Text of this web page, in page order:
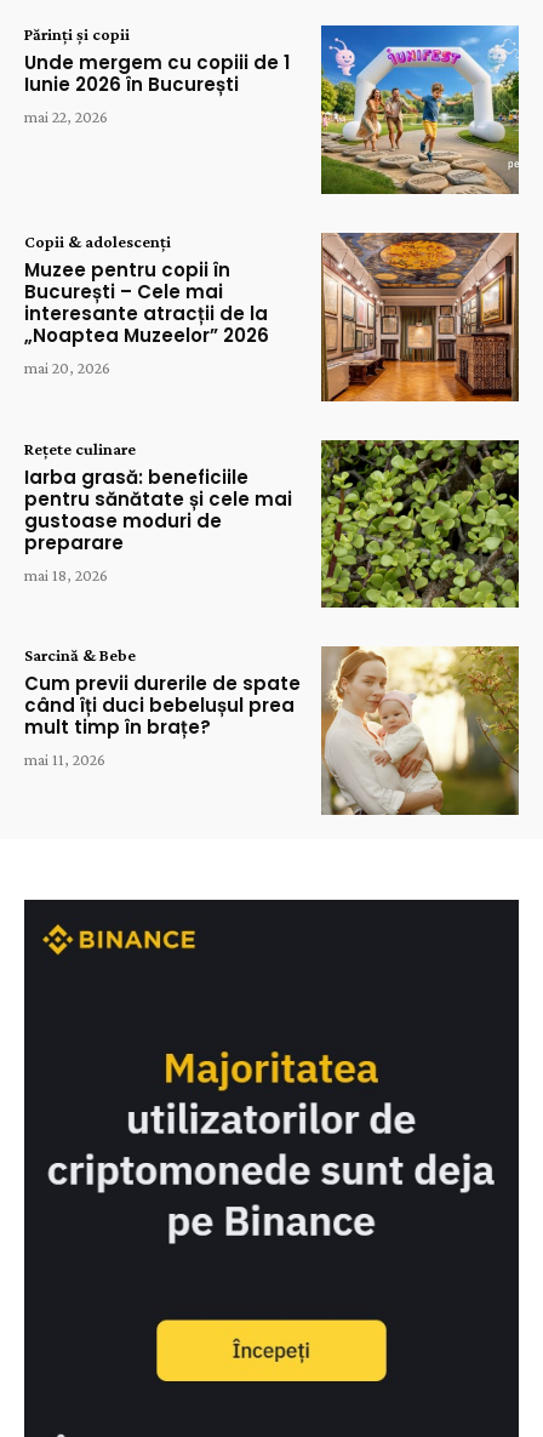
Părinți și copii
Unde mergem cu copiii de 1
Iunie 2026 în București
mai 22, 2026
Copii & adolescenți
Muzee pentru copii în
București – Cele mai
interesante atracții de la
„Noaptea Muzeelor” 2026
mai 20, 2026
Rețete culinare
Iarba grasă: beneficiile
pentru sănătate și cele mai
gustoase moduri de
preparare
mai 18, 2026
Sarcină & Bebe
Cum previi durerile de spate
când îți duci bebelușul prea
mult timp în brațe?
mai 11, 2026